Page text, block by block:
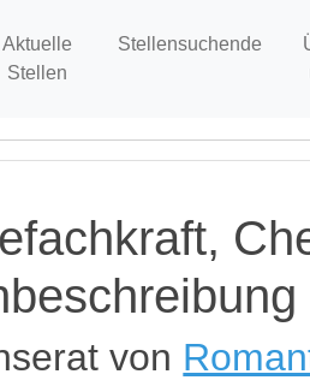
Aktuelle
Stellen
Stellensuchende
von